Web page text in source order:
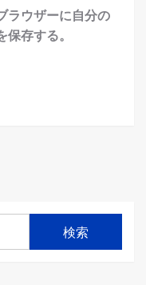
ラウザーに自分の
存する。
検索